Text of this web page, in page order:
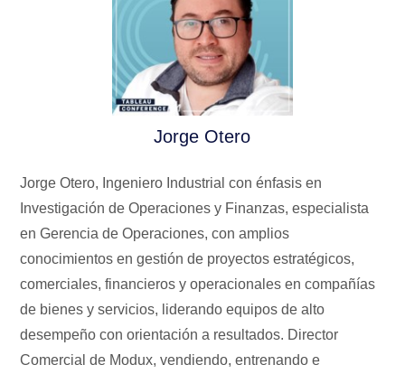
Jorge Otero
Jorge Otero, Ingeniero Industrial con énfasis en
Investigación de Operaciones y Finanzas, especialista
en Gerencia de Operaciones, con amplios
conocimientos en gestión de proyectos estratégicos,
comerciales, financieros y operacionales en compañías
de bienes y servicios, liderando equipos de alto
desempeño con orientación a resultados. Director
Comercial de Modux, vendiendo, entrenando e